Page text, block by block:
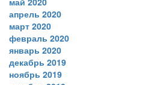
апрель 2020
март 2020
февраль 2020
январь 2020
декабрь 2019
ноябрь 2019